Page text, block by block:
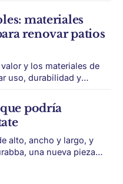
en un material de
los
materiales
renovar patios
y los materiales de
uso, durabilidad y
de la vivienda.
era visto como un
podría
alto, ancho y largo, y
una nueva pieza
ambiciosas del